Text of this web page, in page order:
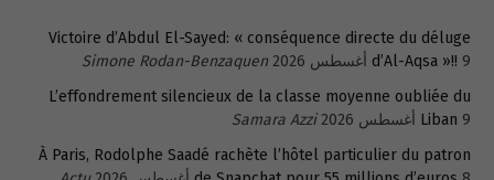
Victoire d’Abdul El-Sayed: « conséquence directe du déluge
d’Al-Aqsa »!! 9 أغسطس 2026
Simone Rodan-Benzaquen
L’effondrement silencieux de la classe moyenne oubliée du
Liban 9 أغسطس 2026
Samara Azzi
À Paris, Rodolphe Saadé rachète l’hôtel particulier du patron